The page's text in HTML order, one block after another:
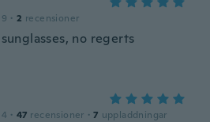
· 2 recensioner
no regerts
· 47 recensioner · 7 uppladdningar